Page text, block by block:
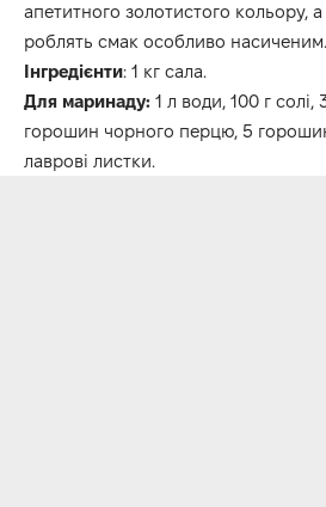
апетитного золотистого кольору, а
роблять смак особливо насиченим.
Інгредієнти: 1 кг сала.
Для маринаду: 1 л води, 100 г
горошин чорного перцю, 5
лаврові листки.